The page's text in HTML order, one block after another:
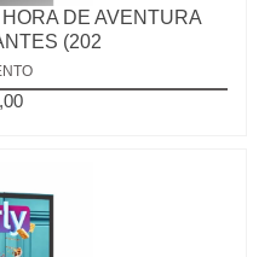
DE AVENTURA
(202